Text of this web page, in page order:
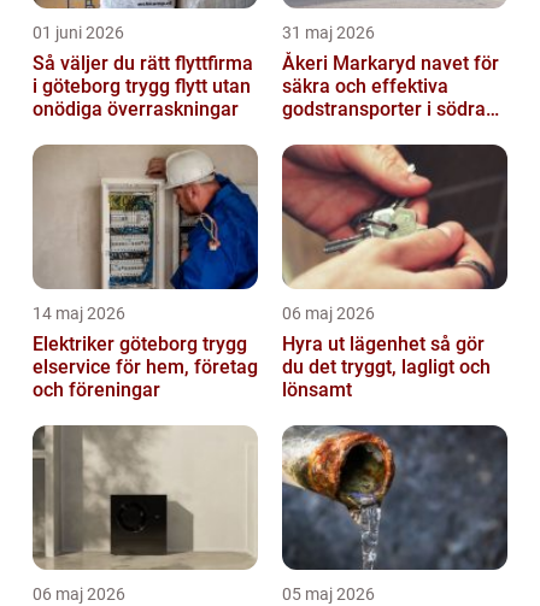
01 juni 2026
Så väljer du rätt flyttfirma
i göteborg trygg flytt utan
onödiga överraskningar
31 maj 2026
Åkeri Markaryd navet för
säkra och effektiva
godstransporter i södra
14 maj 2026
Elektriker göteborg trygg
elservice för hem, företag
och föreningar
06 maj 2026
Hyra ut lägenhet så gör
du det tryggt, lagligt och
lönsamt
06 maj 2026 05 maj 2026